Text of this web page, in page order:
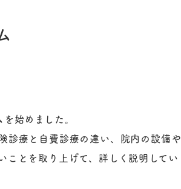
始めました。
診療と自費診療の違い、院内の設備や
ことを取り上げて、詳しく説明してい